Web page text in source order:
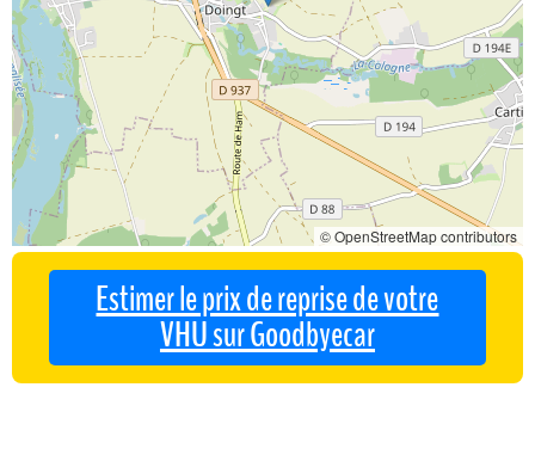
© OpenStreetMap contributors
Estimer le prix de reprise de votre
VHU sur Goodbyecar